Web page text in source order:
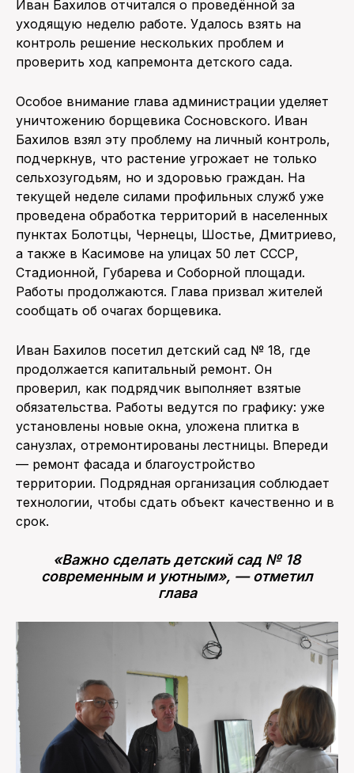
Иван Бахилов отчитался о проведённой за
уходящую неделю работе. Удалось взять на
контроль решение нескольких проблем и
проверить ход капремонта детского сада.
Особое внимание глава администрации уделяет
уничтожению борщевика Сосновского. Иван
Бахилов взял эту проблему на личный контроль,
подчеркнув, что растение угрожает не только
сельхозугодьям, но и здоровью граждан. На
текущей неделе силами профильных служб уже
проведена обработка территорий в населенных
пунктах Болотцы, Чернецы, Шостье, Дмитриево,
а также в Касимове на улицах 50 лет СССР,
Стадионной, Губарева и Соборной площади.
Работы продолжаются. Глава призвал жителей
сообщать об очагах борщевика.
Иван Бахилов посетил детский сад № 18, где
продолжается капитальный ремонт. Он
проверил, как подрядчик выполняет взятые
обязательства. Работы ведутся по графику: уже
установлены новые окна, уложена плитка в
санузлах, отремонтированы лестницы. Впереди
— ремонт фасада и благоустройство
территории. Подрядная организация соблюдает
технологии, чтобы сдать объект качественно и в
срок.
«Важно сделать детский сад № 18
современным и уютным», — отметил
глава